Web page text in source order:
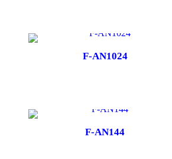
F-AN1024
F-AN144